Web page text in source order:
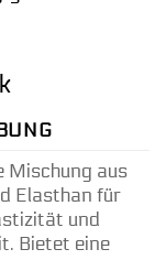
Mischung aus
Elasthan für
und
Bietet eine